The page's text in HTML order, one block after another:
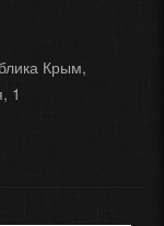
Крым,
1